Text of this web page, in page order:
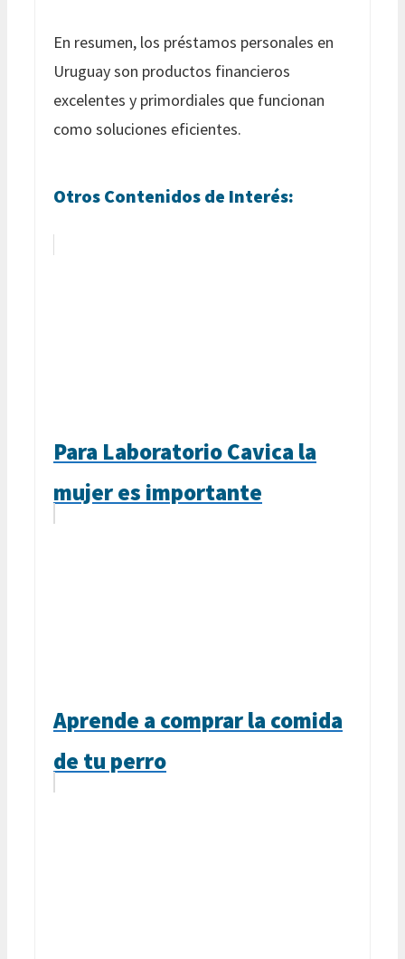
En resumen, los préstamos personales en
Uruguay son productos financieros
excelentes y primordiales que funcionan
como soluciones eficientes.
Otros Contenidos de Interés:
Para Laboratorio Cavica la
mujer es importante
Aprende a comprar la comida
de tu perro